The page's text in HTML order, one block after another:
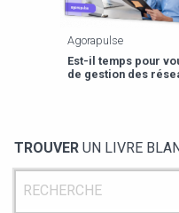
Agorapulse
Est-il temps pour
de gestion des
TROUVER UN LIVRE